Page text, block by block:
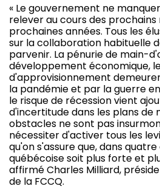
« Le gouvernement ne
relever au cours des prochains
prochaines années. Tous les
sur la collaboration habituelle
parvenir. La pénurie de main-
développement économique,
d'approvisionnement
la pandémie et par la guerre
le risque de récession vient
d'incertitude dans les plans de
obstacles ne sont pas
nécessiter d'activer tous les
qu'on s'assure que, dans
québécoise soit plus forte et
affirmé Charles Milliard,
de la FCCQ.